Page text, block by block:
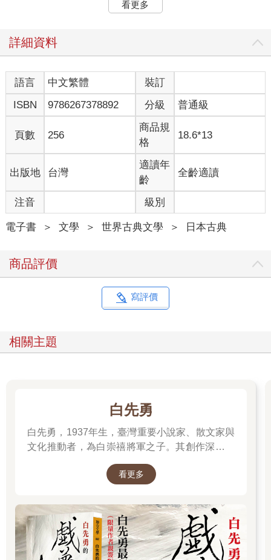
該會建立的成熟形象，以及我尚未見過的美麗新娘的肖像、我對
膏、替換的內衣、替換的襪子、領帶、肥皂等等物品，在等待啟
在這時絲毫不見減退。就連對自己死亡的預想，都讓我因未知的
歡愉而戰慄。我感到自己擁有一切。想必也是。為準備旅行而忙
碌的時候，也正是我們完全擁有旅行的時候。之後剩下的作業，
是摧毀這擁有。那就是旅行那種完全的徒勞。
我對接吻的固定思維，後來鎖定在某個嘴唇。那難道不是單純地
只想給幻想找個理由嗎？正如前面也提過的，明明不是慾望，我
卻拼命想相信那是慾望。換言之，我把無論如何都想相信那是慾
望的、不合理的慾望，和本來的慾望搞錯了。我把「不想做自
己」這個強烈的、不可能的慾望，和世人的那種性慾、從「他是
他自己」湧現的那種慾望搞錯了。
當時我有個完全聊不來卻來往密切的朋友。這個名叫額田的輕浮
績優秀的學生。貼上優等生（這麼說有點神學生的味道）標籤的
我，內心不知有多麼厭惡優等生的標籤（但是除了這個標籤以
外，我找不到能夠幫助我保障安全的標籤），或許額田憑藉直覺
看穿我有多麼嚮往「惡名」。他的友情含有刺激我弱點的成分。
來自女人世界的第一個靈媒就是近江。但當時的我更保有自
嘴唇。這個二十四歲的美人兒輕易將我當成小孩。看著圍繞她的
那些男人，我逐漸明白自己身上完全沒有吸引女人的特徵。那讓
我絕對無法變成近江，反之，也令我恍然大悟，自己想變成近江
的心願其實是我對近江的愛。
儘管如此，我還是深信自己愛著額田的姊姊。我就像和我同齡
的清純高中生，時而在她家周圍打轉，時而在她家附近的書店賴
抱女人的感覺，也畫了很多她的嘴唇，甚至悲痛欲絕地自問自
答。那樣究竟算甚麼？這些人為的努力給我內心帶來異常麻痺般
的疲憊。這是因為不斷告訴自己我愛她的這種不自然，讓我明確
發現真正的心意，於是用惡意的疲憊來抵抗。這種精神疲勞似乎
看更多
詳細資料
語言 中文繁體
裝訂
ISBN
9786267378892 分級 普通級
頁數 256
商品規
格
18.6*13
出版地 台灣
適讀年
齡
全齡適讀
注音 級別
電子書 ＞ 文學 ＞ 世界古典文學 ＞ 日本古典
商品評價
寫評價
相關主題
白先勇
白先勇，1937年生，臺灣重要小說家、散文家與
文化推動者，為白崇禧將軍之子。其創作深受中
國記憶與人性孤獨。代表作包括小說集《臺北
以及散文《樹猶如此》。除文學創作外，他亦長
年致力於崑曲、紅樓夢等傳統文化的保存與推
廣，對華文文學與文化影響深遠。
看更多